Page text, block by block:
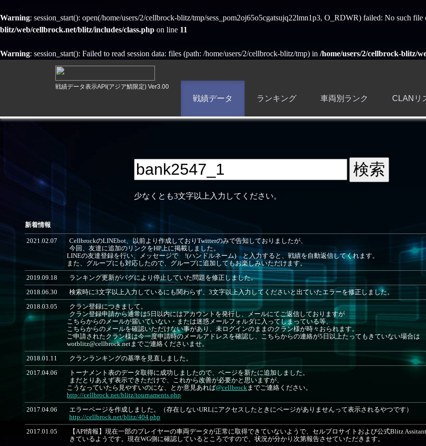
Warning: session_start(): open(/home/users/2/cellbrock-blitz/tmp/sess_pom2oj65o5cgatsujq22lmn1p3, O_RDWR) failed: No such
blitz/web/cellbrock.net/blitz/includes/class.php on line 11
Warning: session_start(): Failed to read session data: files (path: /home/users/2/cellbrock-blitz/tmp) in /home/users/2/cellbrock-blitz/
戦績データ表示API(アジア鯖限定) Ver3.00
戦績データ ランキング 車両別ランク CLANリ
少なくとも3文字以上入力してください。
新着情報
2021.02.07
CellbrockのLINEbot、以前より作成しておりTwitterのみで告知しておりましたが、
今回、友達に追加のリンクをHP上に掲載しました。
LINEの友達登録を行い、メッセージで !(ハンドルネーム) と入力すると、戦績を自動返信してくれます。
また、グループにも対応したので、グループに追加してもお楽しみいただけます。
2019.09.18 ランキング更新がバグにより停止していた問題を修正しました。
2018.06.30 検索時に3文字以上入力しているにも関わらず、3文字以上入力してくださいと出ていたエラーを修正しました。
2018.03.05
クラン登録につきまして。
クラン登録申請から通常は5日以内にはアカウントを発行し、メールにてご返信しておりますが
こちらからのメールが届いていない・または迷惑メールフォルダに入ってしまっている等、
こちらからのメールを確認いただけない事があり、未ログインのままのクラン様が時々おられます。
ご申請されたクラン様は今一度申請時のメールアドレスを確認し、こちらからの連絡が5日以上たってもきていない場合は
wotblitz@cellbrock.netまでご連絡くださいませ。
2018.01.11 クランランキングの基準を見直しました。
2017.04.06
トーナメント表のデータ取得に成功しましたので、ページを新たに追加しました。
まだとりあえず表示できただけで、これから改善が必要かと思いますが、
こうなっていたら見やすいのにな、とか意見あれば@cellbrockまでご連絡ください。
http://cellbrock.net/blitz/tournaments.php
2017.04.06
エラーページを作成しました。（存在しないURLにアクセスしたときにページがありませんって表示されるやつです）
http://cellbrock.net/blitz/404.php
2017.01.05
【API情報】現在一部のプレイヤーの車両データが正常に取得できていないようで、セルブロサイトおよび公式Blitz
きているようです。現在WG側に確認しているところですので、状況が分かり次第報告させていただきます。